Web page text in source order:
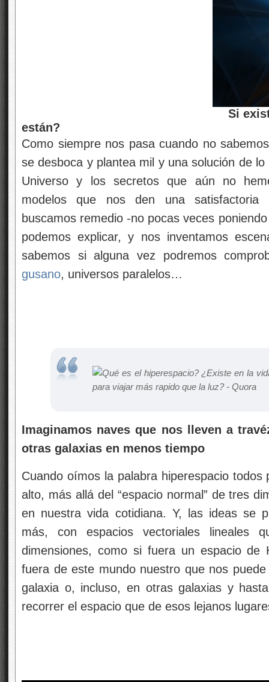
Si existen otras
están?
Como siempre nos pasa cuando no
se desboca y plantea mil y una solución de
Universo y los secretos que aún no
modelos que nos den una satisfactoria
buscamos remedio -no pocas veces
podemos explicar, y nos inventamos
sabemos si alguna vez podremos
gusano, universos paralelos…
Imaginamos naves que nos lleven a
otras galaxias en menos tiempo
Cuando oímos la palabra hiperespacio
alto, más allá del “espacio normal” de tres
en nuestra vida cotidiana. Y, las ideas se
más, con espacios vectoriales lineales
dimensiones, como si fuera un espacio de
fuera de este mundo nuestro que nos
galaxia o, incluso, en otras galaxias y
recorrer el espacio que de esos lejanos